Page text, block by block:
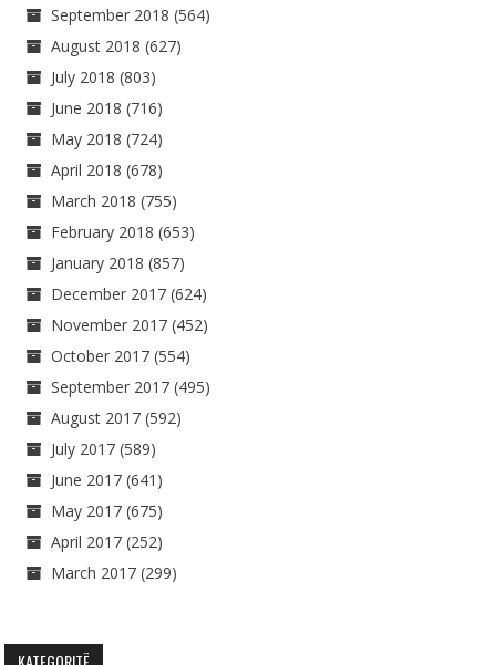
September 2018 (564)
August 2018 (627)
July 2018 (803)
June 2018 (716)
May 2018 (724)
April 2018 (678)
March 2018 (755)
February 2018 (653)
January 2018 (857)
December 2017 (624)
November 2017 (452)
October 2017 (554)
September 2017 (495)
August 2017 (592)
July 2017 (589)
June 2017 (641)
May 2017 (675)
April 2017 (252)
March 2017 (299)